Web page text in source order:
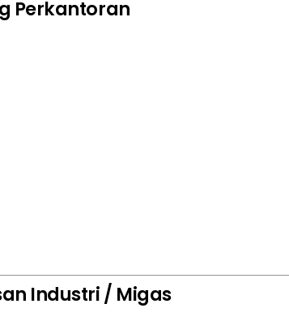
Perkantoran
Industri / Migas